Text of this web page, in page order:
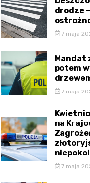
drodze
7 maja
Mandat
potem
7 maja
na
7 maja